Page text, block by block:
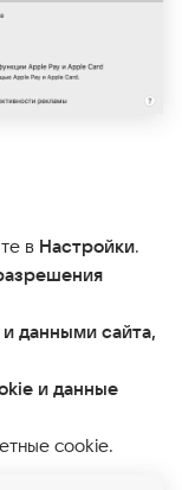
в Настройки.
данными сайта,
и данные
cookie.